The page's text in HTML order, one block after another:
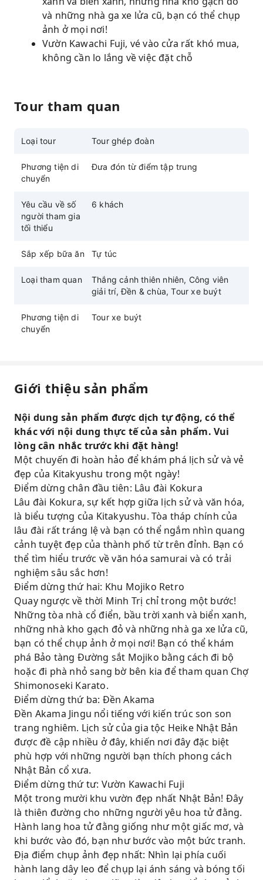
và những nhà ga xe lửa cũ, bạn có thể chụp
ảnh ở mọi nơi!
Vườn Kawachi Fuji, vé vào cửa rất khó mua,
không cần lo lắng về việc đặt chỗ
Tour tham quan
Loại tour Tour ghép đoàn
Phương tiện di
chuyển
Đưa đón từ điểm tập trung
Yêu cầu về số
người tham gia
tối thiểu
6 khách
Sắp xếp bữa ăn Tự túc
Loại tham quan
Thắng cảnh thiên nhiên, Công viên
giải trí, Đền & chùa, Tour xe buýt
Phương tiện di
chuyển
Tour xe buýt
Giới thiệu sản phẩm
Nội dung sản phẩm được dịch tự động, có thể
khác với nội dung thực tế của sản phẩm. Vui
lòng cân nhắc trước khi đặt hàng!
Một chuyến đi hoàn hảo để khám phá lịch sử và vẻ
đẹp của Kitakyushu trong một ngày!
Điểm dừng chân đầu tiên: Lâu đài Kokura
Lâu đài Kokura, sự kết hợp giữa lịch sử và văn hóa,
là biểu tượng của Kitakyushu. Tòa tháp chính của
lâu đài rất tráng lệ và bạn có thể ngắm nhìn quang
cảnh tuyệt đẹp của thành phố từ trên đỉnh. Bạn có
thể tìm hiểu trước về văn hóa samurai và có trải
nghiệm sâu sắc hơn!
Điểm dừng thứ hai: Khu Mojiko Retro
Quay ngược về thời Minh Trị chỉ trong một bước!
Những tòa nhà cổ điển, bầu trời xanh và biển xanh,
những nhà kho gạch đỏ và những nhà ga xe lửa cũ,
bạn có thể chụp ảnh ở mọi nơi! Bạn có thể khám
phá Bảo tàng Đường sắt Mojiko bằng cách đi bộ
hoặc đi phà nhỏ sang bờ bên kia để tham quan Chợ
Shimonoseki Karato.
Điểm dừng thứ ba: Đền Akama
Đền Akama Jingu nổi tiếng với kiến ​​trúc son son
trang nghiêm. Lịch sử của gia tộc Heike Nhật Bản
được đề cập nhiều ở đây, khiến nơi đây đặc biệt
phù hợp với những người bạn thích phong cách
Nhật Bản cổ xưa.
Điểm dừng thứ tư: Vườn Kawachi Fuji
Một trong mười khu vườn đẹp nhất Nhật Bản! Đây
là thiên đường cho những người yêu hoa tử đằng.
Hành lang hoa tử đằng giống như một giấc mơ, và
khi bước vào đó, bạn như bước vào một bức tranh.
Địa điểm chụp ảnh đẹp nhất: Nhìn lại phía cuối
hành lang dây leo để chụp lại ánh sáng và bóng tối